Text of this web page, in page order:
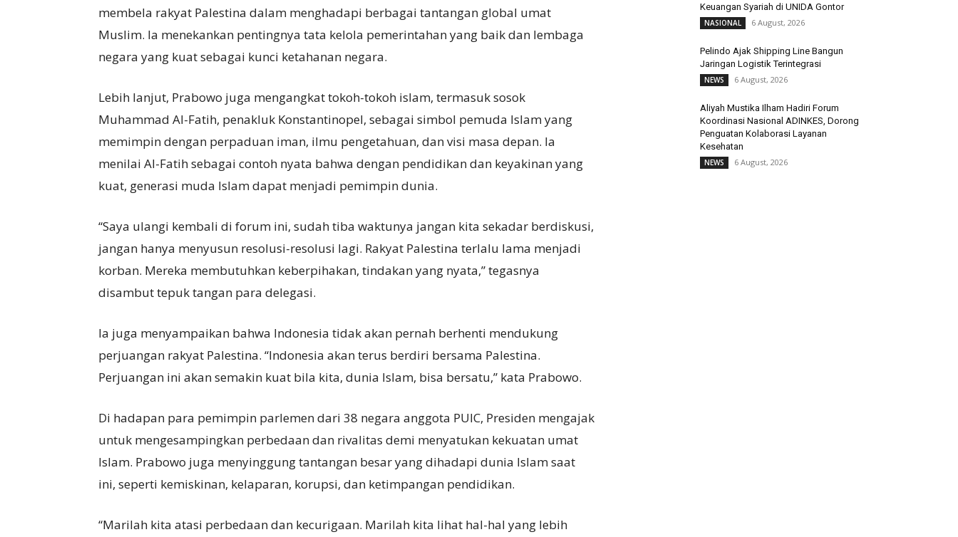
membela rakyat Palestina dalam menghadapi berbagai tantangan global umat
Muslim. Ia menekankan pentingnya tata kelola pemerintahan yang baik dan lembaga
negara yang kuat sebagai kunci ketahanan negara.
Lebih lanjut, Prabowo juga mengangkat tokoh-tokoh islam, termasuk sosok
Muhammad Al-Fatih, penakluk Konstantinopel, sebagai simbol pemuda Islam yang
memimpin dengan perpaduan iman, ilmu pengetahuan, dan visi masa depan. Ia
menilai Al-Fatih sebagai contoh nyata bahwa dengan pendidikan dan keyakinan yang
kuat, generasi muda Islam dapat menjadi pemimpin dunia.
“Saya ulangi kembali di forum ini, sudah tiba waktunya jangan kita sekadar berdiskusi,
jangan hanya menyusun resolusi-resolusi lagi. Rakyat Palestina terlalu lama menjadi
korban. Mereka membutuhkan keberpihakan, tindakan yang nyata,” tegasnya
disambut tepuk tangan para delegasi.
Ia juga menyampaikan bahwa Indonesia tidak akan pernah berhenti mendukung
perjuangan rakyat Palestina. “Indonesia akan terus berdiri bersama Palestina.
Perjuangan ini akan semakin kuat bila kita, dunia Islam, bisa bersatu,” kata Prabowo.
Di hadapan para pemimpin parlemen dari 38 negara anggota PUIC, Presiden mengajak
untuk mengesampingkan perbedaan dan rivalitas demi menyatukan kekuatan umat
Islam. Prabowo juga menyinggung tantangan besar yang dihadapi dunia Islam saat
ini, seperti kemiskinan, kelaparan, korupsi, dan ketimpangan pendidikan.
“Marilah kita atasi perbedaan dan kecurigaan. Marilah kita lihat hal-hal yang lebih
Keuangan Syariah di UNIDA Gontor
NASIONAL 6 August, 2026
Pelindo Ajak Shipping Line Bangun
Jaringan Logistik Terintegrasi
NEWS 6 August, 2026
Aliyah Mustika Ilham Hadiri Forum
Koordinasi Nasional ADINKES, Dorong
Penguatan Kolaborasi Layanan
Kesehatan
NEWS 6 August, 2026